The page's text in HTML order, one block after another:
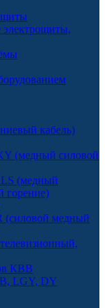
электрощиты,
кабель)
(медный силовой
(медный
горение)
(силовой медный
КВВ
LGY, DY